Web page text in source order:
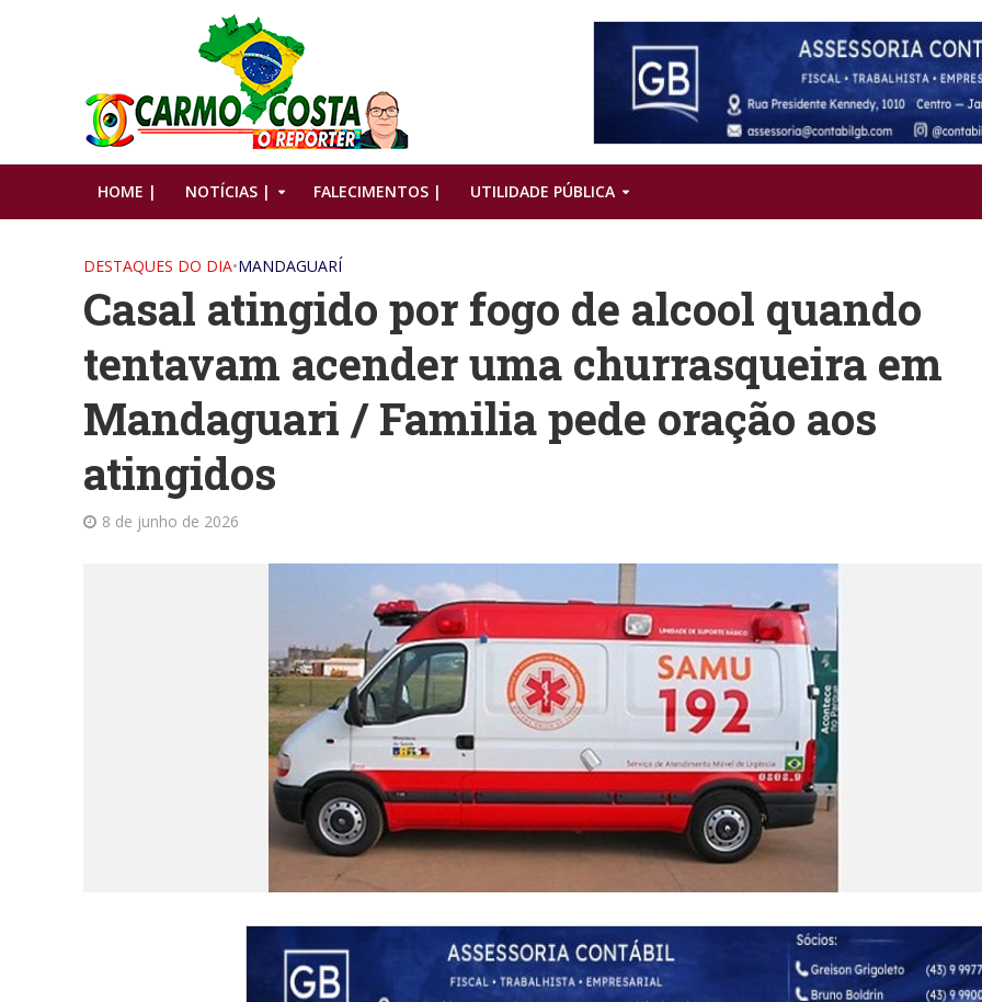
HOME | NOTÍCIAS | FALECIMENTOS | UTILIDADE PÚBLICA
DESTAQUES DO DIA•MANDAGUARÍ
Casal atingido por fogo de alcool quando
tentavam acender uma churrasqueira em
Mandaguari / Familia pede oração aos
atingidos
8 de junho de 2026